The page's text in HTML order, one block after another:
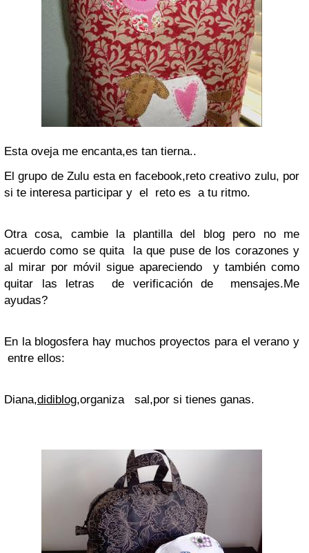
Esta oveja me encanta,es tan tierna..
El grupo de Zulu esta en facebook,reto creativo zulu, por
si te interesa participar y el reto es a tu ritmo.
Otra cosa, cambie la plantilla del blog pero no me
acuerdo como se quita la que puse de los corazones y
al mirar por móvil sigue apareciendo y también como
quitar las letras de verificación de mensajes.Me
ayudas?
En la blogosfera hay muchos proyectos para el verano y
entre ellos:
Diana,didiblog,organiza sal,por si tienes ganas.